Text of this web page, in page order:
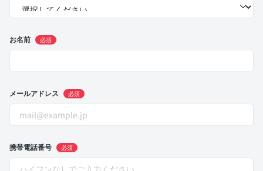
お名前 必須
メールアドレス 必須
携帯電話番号 必須